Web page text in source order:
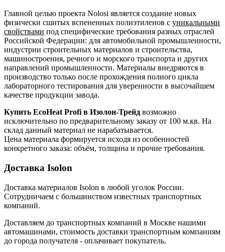
Главной целью проекта Nolosi является создание новых
физически сшитых вспененных полиэтиленов с уникальными
свойствами под специфические требования разных отраслей
Российской Федерации: для автомобильной промышленности,
индустрии строительных материалов и строительства,
машиностроения, речного и морского транспорта и других
направлений промышленности. Материалы внедряются в
производство только после прохождения полного цикла
лабораторного тестирования для уверенности в высочайшем
качестве продукции завода.
Купить EcoHeat Profi в Изолон-Трейд возможно
исключительно по предварительному заказу от 100 м.кв. На
склад данный материал не нарабатывается.
Цена материала формируется исходя из особенностей
конкретного заказа: объём, толщина и прочие требования.
Доставка Isolon
Доставка материалов Isolon в любой уголок России.
Сотрудничаем с большинством известных транспортных
компаний.
Доставляем до транспортных компаний в Москве нашими
автомашинами, стоимость доставки транспортным компаниям
до города получателя - оплачивает покупатель.